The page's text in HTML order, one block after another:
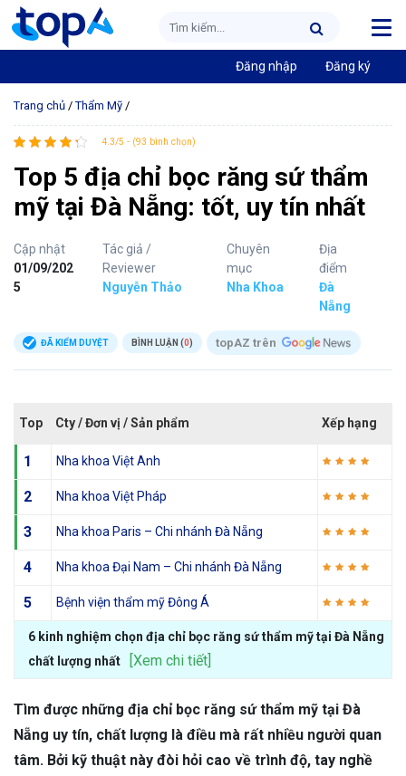
Đăng nhập Đăng ký
Trang chủ /Thẩm Mỹ /
4.3/5 - (93 bình chọn)
Top 5 địa chỉ bọc răng sứ thẩm
mỹ tại Đà Nẵng: tốt, uy tín nhất
Cập nhật
01/09/202
5
Tác giả /
Reviewer
Nguyễn Thảo
Chuyên
mục
Nha Khoa
Địa
điểm
Đà
Nẵng
ĐÃ KIỂM DUYỆT BÌNH LUẬN (0) topAZ trên
Top Cty / Đơn vị / Sản phẩm Xếp hạng
1 Nha khoa Việt Anh
2 Nha khoa Việt Pháp
3 Nha khoa Paris – Chi nhánh Đà Nẵng
4 Nha khoa Đại Nam – Chi nhánh Đà Nẵng
5 Bệnh viện thẩm mỹ Đông Á
6 kinh nghiệm chọn địa chỉ bọc răng sứ thẩm mỹ tại Đà Nẵng
chất lượng nhất
[Xem chi tiết]
Tìm được những địa chỉ bọc răng sứ thẩm mỹ tại Đà
Nẵng uy tín, chất lượng là điều mà rất nhiều người quan
tâm. Bởi kỹ thuật này đòi hỏi cao về trình độ, tay nghề